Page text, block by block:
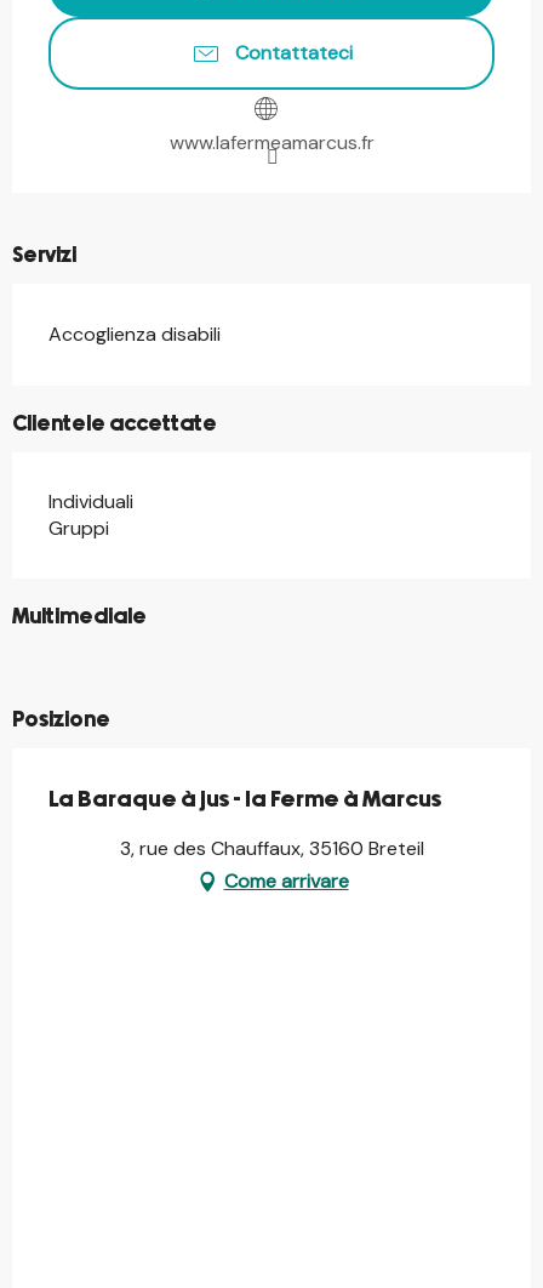
Contattateci
www.lafermeamarcus.fr
Servizi
Accoglienza disabili
Clientele accettate
Individuali
Gruppi
Multimediale
©
©
Posizione
La Baraque à jus - la Ferme à Marcus
3, rue des Chauffaux, 35160 Breteil
Come arrivare